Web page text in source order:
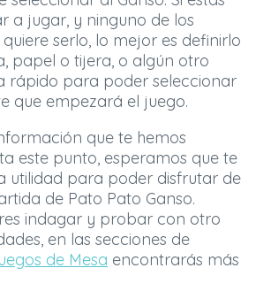
a jugar, y ninguno de los
serlo, lo mejor es definirlo
papel o tijera, o algún otro
rápido para poder seleccionar
que empezará el juego.
que te hemos
este punto, esperamos que te
utilidad para poder disfrutar de
de Pato Pato Ganso.
indagar y probar con otro
en las secciones de
de Mesa encontrarás más